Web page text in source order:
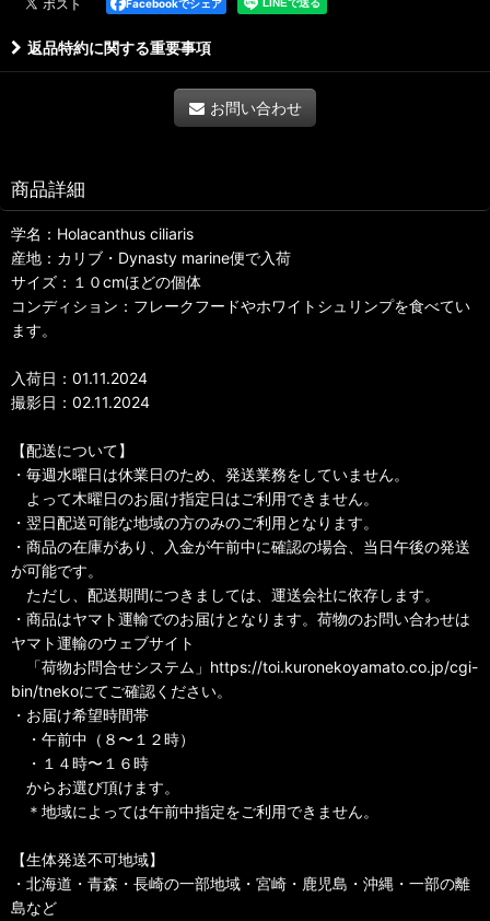
Facebookでシェア
返品特約に関する重要事項
お問い合わせ
商品詳細
学名：Holacanthus ciliaris
産地：カリブ・Dynasty marine便で入荷
サイズ：１０cmほどの個体
コンディション：フレークフードやホワイトシュリンプを食べてい
ます。
入荷日：01.11.2024
撮影日：02.11.2024
【配送について】
・毎週水曜日は休業日のため、発送業務をしていません。
よって木曜日のお届け指定日はご利用できません。
・翌日配送可能な地域の方のみのご利用となります。
・商品の在庫があり、入金が午前中に確認の場合、当日午後の発送
が可能です。
ただし、配送期間につきましては、運送会社に依存します。
・商品はヤマト運輸でのお届けとなります。荷物のお問い合わせは
ヤマト運輸のウェブサイト
「荷物お問合せシステム」https://toi.kuronekoyamato.co.jp/cgi-
bin/tnekoにてご確認ください。
・お届け希望時間帯
・午前中（８〜１２時）
・１４時〜１６時
からお選び頂けます。
＊地域によっては午前中指定をご利用できません。
【生体発送不可地域】
・北海道・青森・長崎の一部地域・宮崎・鹿児島・沖縄・一部の離
島など